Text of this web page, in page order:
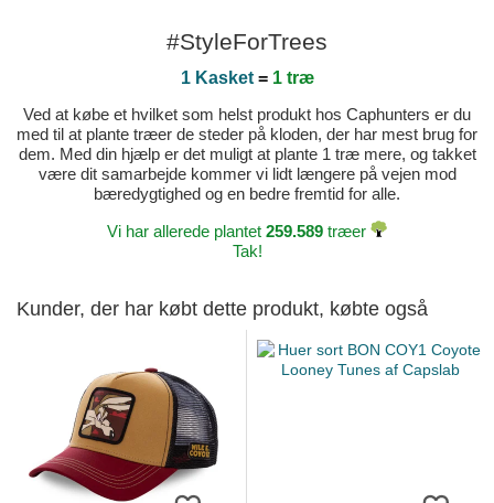
#StyleForTrees
1 Kasket= 1 træ
Ved at købe et hvilket som helst produkt hos Caphunters er du
med til at plante træer de steder på kloden, der har mest brug for
dem. Med din hjælp er det muligt at plante 1 træ mere, og takket
være dit samarbejde kommer vi lidt længere på vejen mod
bæredygtighed og en bedre fremtid for alle.
Vi har allerede plantet 259.589 træer
Tak!
Kunder, der har købt dette produkt, købte også